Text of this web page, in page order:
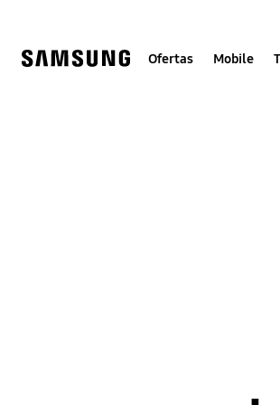
Ofertas Mobile